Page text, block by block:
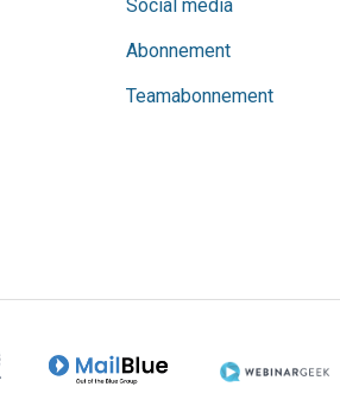
Social media
Abonnement
Teamabonnement